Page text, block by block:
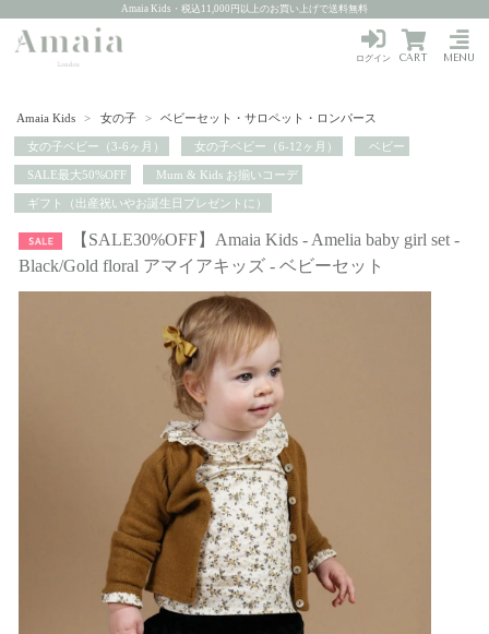
Amaia Kids・税込11,000円以上のお買い上げで送料無料
MENU
ログイン CART
Amaia Kids > 女の子 > ベビーセット・サロペット・ロンパース
女の子ベビー（3-6ヶ月） 女の子ベビー（6-12ヶ月） ベビー
SALE最大50%OFF Mum & Kids お揃いコーデ
ギフト（出産祝いやお誕生日プレゼントに）
【SALE30%OFF】Amaia Kids - Amelia baby girl set -
Black/Gold floral アマイアキッズ - ベビーセット